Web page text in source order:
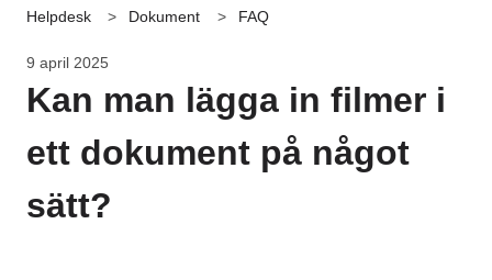
Helpdesk Dokument FAQ
9 april 2025
Kan man lägga in filmer i
ett dokument på något
sätt?